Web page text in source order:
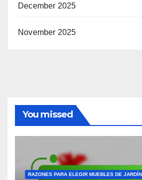
December 2025
November 2025
You missed
RAZONES PARA ELEGIR MUEBLES DE JARDÍN